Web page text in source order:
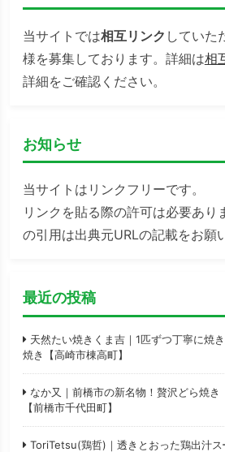
当サイトでは相互リンク していた
様を募集しております。詳細は相
詳細をご確認ください。
お知らせ
当サイトはリンクフリーです。
リンクを貼る際の許可は必要あり
の引用は出典元URLの記載をお願
最近の投稿
天然たい焼きくま吉｜1匹ずつ丁寧に焼
焼き【高崎市棟高町】
なか又｜前橋市の新名物！贅沢どら焼き
【前橋市千代田町】
ToriTetsu(鶏哲)｜透きとおった鶏出汁ス